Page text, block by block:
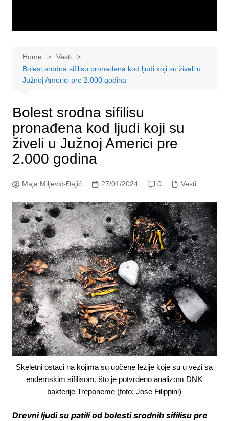
Home
Vesti
Bolest srodna sifilisu pronađena kod ljudi koji su živeli u
Južnoj Americi pre 2.000 godina
Bolest srodna sifilisu
pronađena kod ljudi koji su
živeli u Južnoj Americi pre
2.000 godina
Maja Miljević-Đajić 27/01/2024 0 Vesti
Skeletni ostaci na kojima su uočene lezije koje su u vezi sa
endemskim sifilisom, što je potvrđeno analizom DNK
bakterije Treponeme (foto: Jose Filippini)
Drevni ljudi su patili od bolesti srodnih sifilisu pre